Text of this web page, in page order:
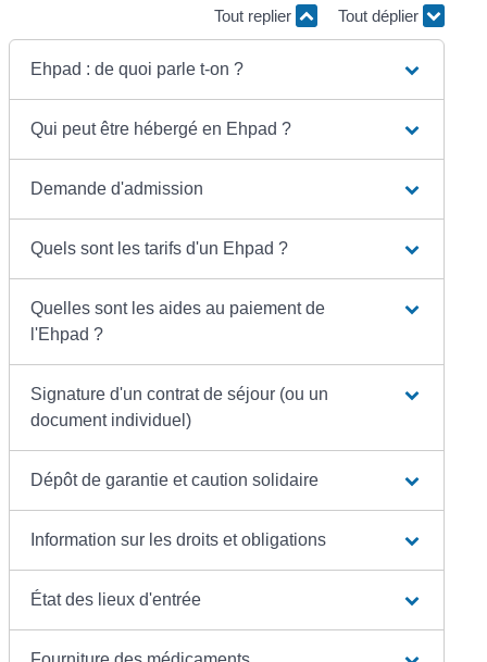
Tout replier Tout déplier
Ehpad : de quoi parle t-on ?
Qui peut être hébergé en Ehpad ?
Demande d'admission
Quels sont les tarifs d'un Ehpad ?
Quelles sont les aides au paiement de
l'Ehpad ?
Signature d'un contrat de séjour (ou un
document individuel)
Dépôt de garantie et caution solidaire
Information sur les droits et obligations
État des lieux d'entrée